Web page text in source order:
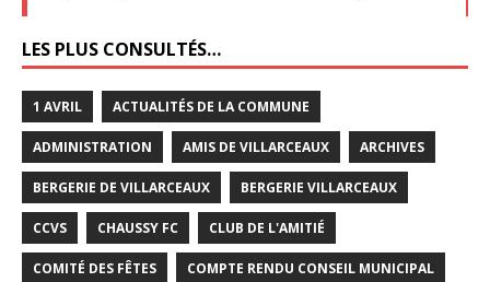
LES PLUS CONSULTÉS…
1 AVRIL ACTUALITÉS DE LA COMMUNE
ADMINISTRATION AMIS DE VILLARCEAUX ARCHIVES
BERGERIE DE VILLARCEAUX BERGERIE VILLARCEAUX
CCVS CHAUSSY FC CLUB DE L'AMITIÉ
COMITÉ DES FÊTES COMPTE RENDU CONSEIL MUNICIPAL